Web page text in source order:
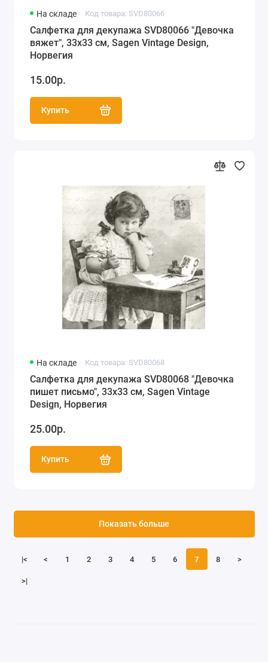
На складе Код товара: SVD80066
Салфетка для декупажа SVD80066 "Девочка
вяжет", 33х33 см, Sagen Vintage Design,
Норвегия
15.00р.
Купить
На складе Код товара: SVD80068
Салфетка для декупажа SVD80068 "Девочка
пишет письмо", 33х33 см, Sagen Vintage
Design, Норвегия
25.00р.
Купить
|< < 1 2 3 4 5 6 7 8 >
>|
Показать больше